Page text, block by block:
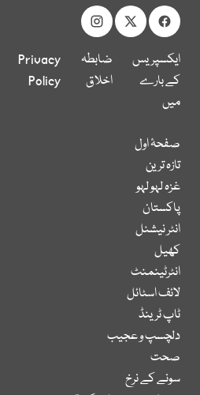
ایکسپریس
کے بارے
میں
ضابطہ
اخلاق
Privacy
Policy
صفحۂ اول
تازہ ترین
غزہ لہو لہو
پاکستان
انٹر نیشنل
کھیل
انٹرٹینمنٹ
لائف اسٹائل
ٹاپ ٹرینڈ
دلچسپ و عجیب
صحت
سونے کے نرخ